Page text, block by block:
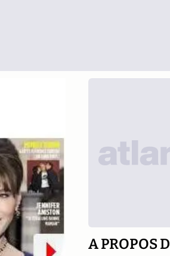
A PROPOS